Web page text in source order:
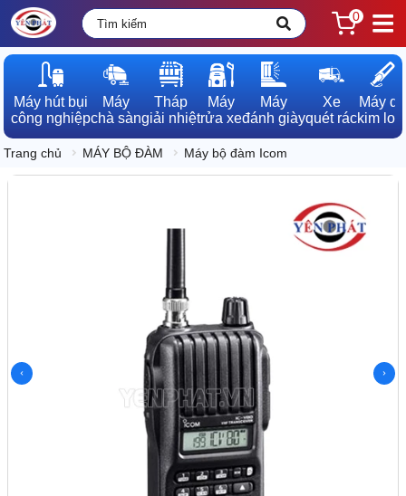
0
Máy hút bụi
công nghiệp
Máy
chà sàn
Tháp
giải nhiệt
Máy
rửa xe
Máy
đánh giày
Xe
quét rác
Máy dò
kim loại
Trang chủ MÁY BỘ ĐÀM Máy bộ đàm Icom